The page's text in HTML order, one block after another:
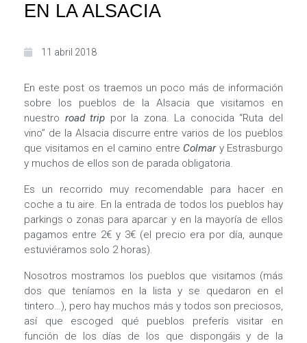
EN LA ALSACIA
11 abril 2018
En este post os traemos un poco más de información
sobre los pueblos de la Alsacia que visitamos en
nuestro road trip por la zona. La conocida “Ruta del
vino” de la Alsacia discurre entre varios de los pueblos
que visitamos en el camino entre Colmary Estrasburgo
y muchos de ellos son de parada obligatoria.
Es un recorrido muy recomendable para hacer en
coche a tu aire. En la entrada de todos los pueblos hay
parkings o zonas para aparcar y en la mayoría de ellos
pagamos entre 2€ y 3€ (el precio era por día, aunque
estuviéramos solo 2 horas).
Nosotros mostramos los pueblos que visitamos (más
dos que teníamos en la lista y se quedaron en el
tintero…), pero hay muchos más y todos son preciosos,
así que escoged qué pueblos preferís visitar en
función de los días de los que dispongáis y de la